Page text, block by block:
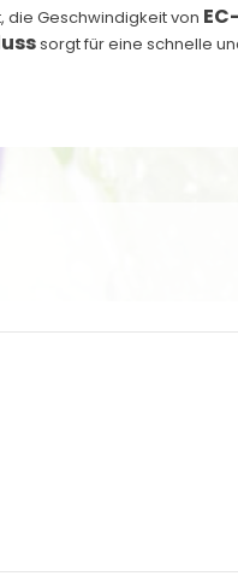
Geschwindigkeit von
sorgt für eine schnelle